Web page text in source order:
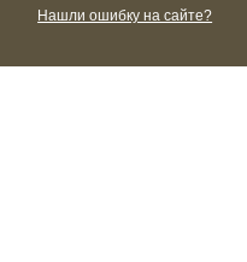
Нашли ошибку на сайте?